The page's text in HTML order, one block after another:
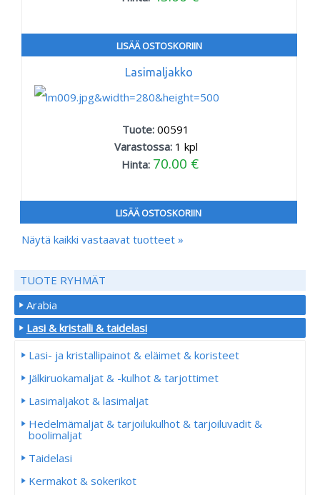
LISÄÄ OSTOSKORIIN
Lasimaljakko
Tuote:00591
Varastossa: 1 kpl
Hinta: 70.00 €
LISÄÄ OSTOSKORIIN
Näytä kaikki vastaavat tuotteet »
TUOTE RYHMÄT
Arabia
Lasi & kristalli & taidelasi
Lasi- ja kristallipainot & eläimet & koristeet
Jälkiruokamaljat & -kulhot & tarjottimet
Lasimaljakot & lasimaljat
Hedelmämaljat & tarjoilukulhot & tarjoiluvadit &
boolimaljat
Taidelasi
Kermakot & sokerikot